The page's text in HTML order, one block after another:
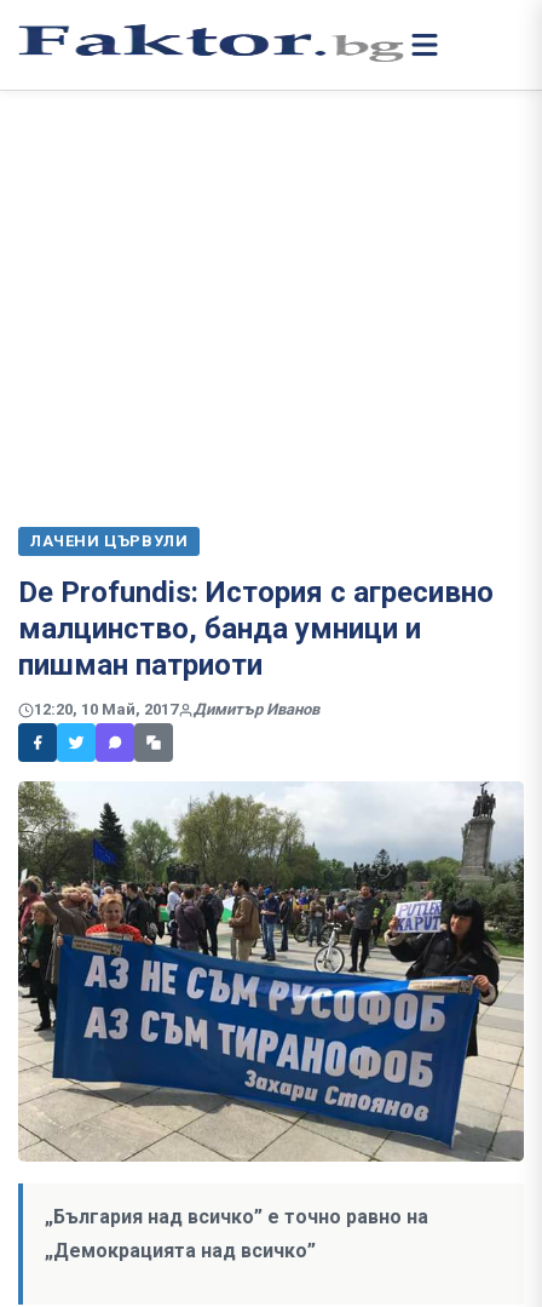
ЛАЧЕНИ ЦЪРВУЛИ
De Profundis: История с агресивно
малцинство, банда умници и
пишман патриоти
12:20, 10 Май, 2017 Димитър Иванов
„България над всичко” е точно равно на
„Демокрацията над всичко”